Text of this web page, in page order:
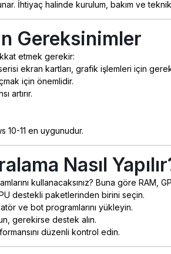
İhtiyaç halinde kurulum, bakım ve teknik
Gereksinimler
etmek gerekir:
ekran kartları, grafik işlemleri için
için önemlidir.
artırır.
10-11 en uygunudur.
Nasıl
kullanacaksınız? Buna göre RAM,
destekli paketlerinden birini seçin.
ve bot programlarını yükleyin.
gerekirse destek alın.
düzenli kontrol edin.